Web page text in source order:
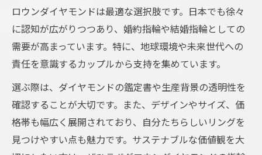
ロウンダイヤモンドは最適な選択肢です。日本でも徐々
に認知が広がりつつあり、婚約指輪や結婚指輪としての
需要が高まっています。特に、地球環境や未来世代への
責任を意識するカップルから支持を集めています。
選ぶ際は、ダイヤモンドの鑑定書や生産背景の透明性を
確認することが大切です。また、デザインやサイズ、価
格帯も幅広く展開されており、自分たちらしいリングを
見つけやすい点も魅力です。サステナブルな価値観を大